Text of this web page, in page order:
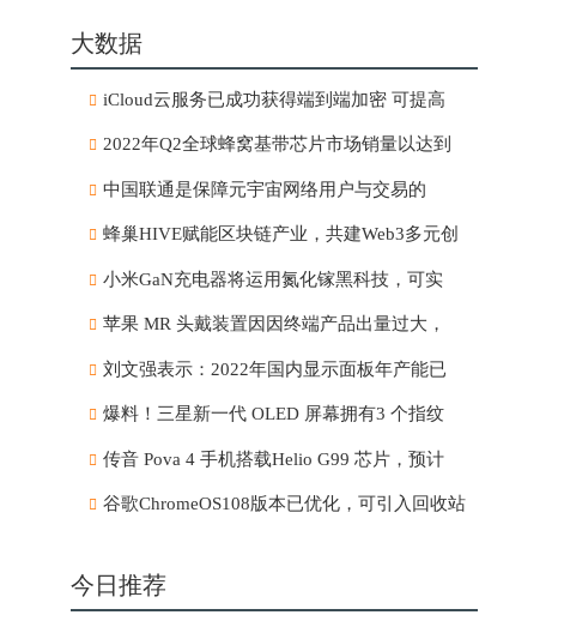
大数据
iCloud云服务已成功获得端到端加密 可提高
2022年Q2全球蜂窝基带芯片市场销量以达到
中国联通是保障元宇宙网络用户与交易的
蜂巢HIVE赋能区块链产业，共建Web3多元创
小米GaN充电器将运用氮化镓黑科技，可实
苹果 MR 头戴装置因因终端产品出量过大，
刘文强表示：2022年国内显示面板年产能已
爆料！三星新一代 OLED 屏幕拥有3 个指纹
传音 Pova 4 手机搭载Helio G99 芯片，预计
谷歌ChromeOS108版本已优化，可引入回收站
今日推荐